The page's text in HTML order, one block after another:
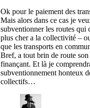
Ok pour le paiement des
Mais alors dans ce cas je
subventionner les routes qui
plus cher a la collectivité –
que les transports en
Bref, a tout brin de route son
finançant. Et là je
subventionnement honteux
collectifs…